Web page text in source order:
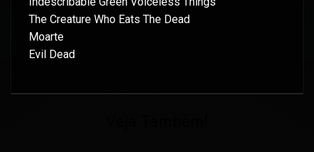
The Creature Who Eats The Dead
Moarte
Evil Dead